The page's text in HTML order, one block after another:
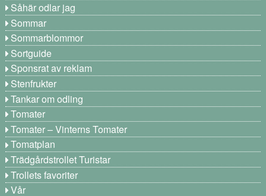
Såhär odlar jag
Sommar
Sommarblommor
Sortguide
Sponsrat av reklam
Stenfrukter
Tankar om odling
Tomater
Tomater – Vinterns Tomater
Tomatplan
Trädgårdstrollet Turistar
Trollets favoriter
Vår